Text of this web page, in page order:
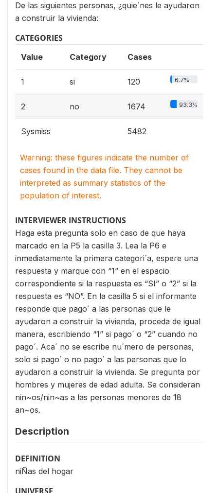
De las siguientes personas, ¿quie´nes le ayudaron
a construir la vivienda:
CATEGORIES
Value Category Cases
1 si 120 6.7%
2 no 1674 93.3%
Sysmiss 5482
Warning: these figures indicate the number of
cases found in the data file. They cannot be
interpreted as summary statistics of the
population of interest.
INTERVIEWER INSTRUCTIONS
Haga esta pregunta solo en caso de que haya
marcado en la P5 la casilla 3. Lea la P6 e
inmediatamente la primera categori´a, espere una
respuesta y marque con “1” en el espacio
correspondiente si la respuesta es “SI” o “2” si la
respuesta es “NO”. En la casilla 5 si el informante
responde que pago´ a las personas que le
ayudaron a construir la vivienda, proceda de igual
manera, escribiendo “1” si pago´ o “2” cuando no
pago´. Aca´ no se escribe nu´mero de personas,
solo si pago´ o no pago´ a las personas que lo
ayudaron a construir la vivienda. Se pregunta por
hombres y mujeres de edad adulta. Se consideran
nin~os/nin~as a las personas menores de 18
an~os.
Description
DEFINITION
niÑas del hogar